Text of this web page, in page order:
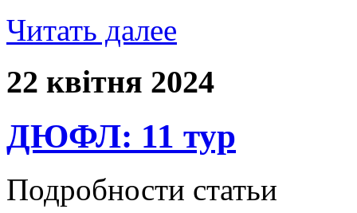
Читать далее
22 квітня 2024
ДЮФЛ: 11 тур
Подробности статьи